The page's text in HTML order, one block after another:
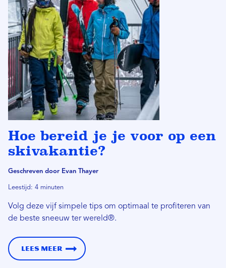
Hoe bereid je je voor op een
skivakantie?
Geschreven door Evan Thayer
Leestijd: 4 minuten
Volg deze vijf simpele tips om optimaal te profiteren van
de beste sneeuw ter wereld®.
Lees meer